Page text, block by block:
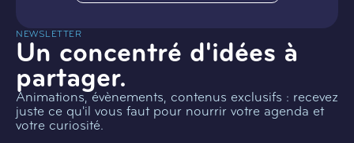
NEWSLETTER
Un concentré d'idées à
partager.
Animations, évènements, contenus exclusifs : recevez
juste ce qu'il vous faut pour nourrir votre agenda et
votre curiosité.